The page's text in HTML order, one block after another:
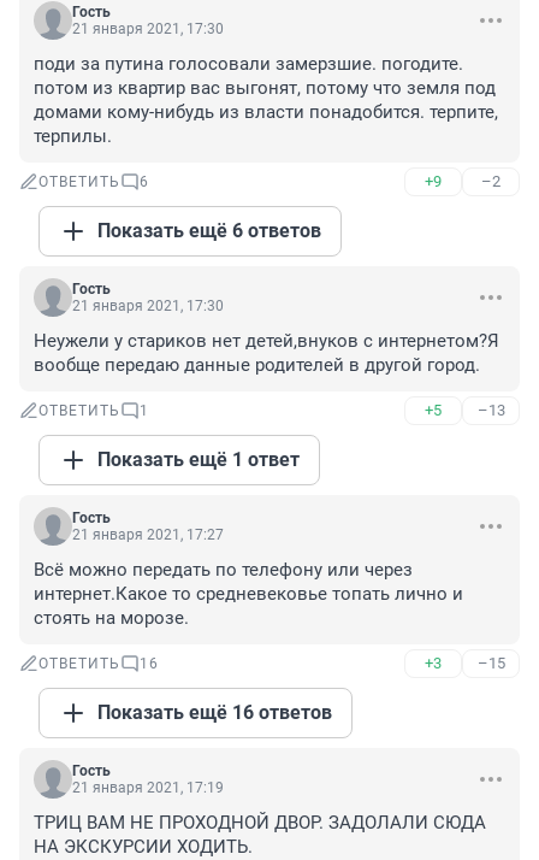
Гость
21 января 2021, 17:30
поди за путина голосовали замерзшие. погодите.
потом из квартир вас выгонят, потому что земля под
домами кому-нибудь из власти понадобится. терпите,
терпилы.
ОТВЕТИТЬ 6 +9 –2
Показать ещё 6 ответов
Гость
21 января 2021, 17:30
Неужели у стариков нет детей,внуков с интернетом?Я
вообще передаю данные родителей в другой город.
ОТВЕТИТЬ 1 +5 –13
Показать ещё 1 ответ
Гость
21 января 2021, 17:27
Всё можно передать по телефону или через
интернет.Какое то средневековье топать лично и
стоять на морозе.
ОТВЕТИТЬ 16 +3 –15
Показать ещё 16 ответов
Гость
21 января 2021, 17:19
ТРИЦ ВАМ НЕ ПРОХОДНОЙ ДВОР. ЗАДОЛАЛИ СЮДА
НА ЭКСКУРСИИ ХОДИТЬ.